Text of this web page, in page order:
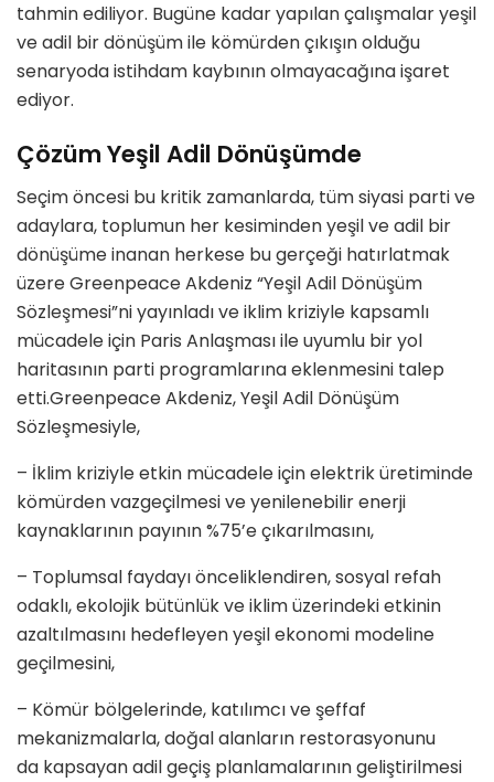
tahmin ediliyor. Bugüne kadar yapılan çalışmalar yeşil
ve adil bir dönüşüm ile kömürden çıkışın olduğu
senaryoda istihdam kaybının olmayacağına işaret
ediyor.
Çözüm Yeşil Adil Dönüşümde
Seçim öncesi bu kritik zamanlarda, tüm siyasi parti ve
adaylara, toplumun her kesiminden yeşil ve adil bir
dönüşüme inanan herkese bu gerçeği hatırlatmak
üzere Greenpeace Akdeniz “Yeşil Adil Dönüşüm
Sözleşmesi”ni yayınladı ve iklim kriziyle kapsamlı
mücadele için Paris Anlaşması ile uyumlu bir yol
haritasının parti programlarına eklenmesini talep
etti.Greenpeace Akdeniz, Yeşil Adil Dönüşüm
Sözleşmesiyle,
– İklim kriziyle etkin mücadele için elektrik üretiminde
kömürden vazgeçilmesi ve yenilenebilir enerji
kaynaklarının payının %75’e çıkarılmasını,
– Toplumsal faydayı önceliklendiren, sosyal refah
odaklı, ekolojik bütünlük ve iklim üzerindeki etkinin
azaltılmasını hedefleyen yeşil ekonomi modeline
geçilmesini,
– Kömür bölgelerinde, katılımcı ve şeffaf
mekanizmalarla, doğal alanların restorasyonunu
da kapsayan adil geçiş planlamalarının geliştirilmesi